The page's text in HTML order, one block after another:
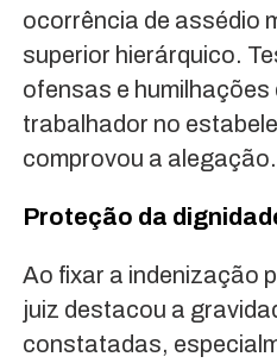
ocorrência de assédio
superior hierárquico.
ofensas e humilhações
trabalhador no
comprovou a alegação.
Proteção da
Ao fixar a indenização
juiz destacou a
constatadas,